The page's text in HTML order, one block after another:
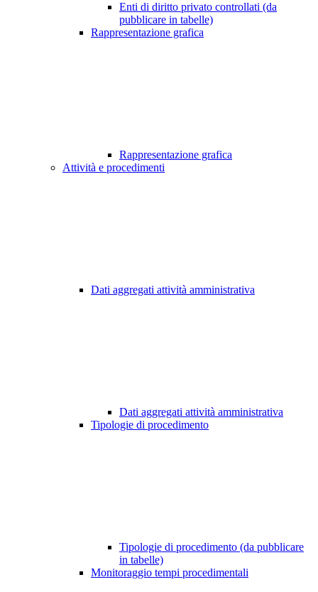
Enti di diritto privato controllati (da
pubblicare in tabelle)
Rappresentazione grafica
Rappresentazione grafica
Attività e procedimenti
Dati aggregati attività amministrativa
Dati aggregati attività amministrativa
Tipologie di procedimento
Tipologie di procedimento (da pubblicare
in tabelle)
Monitoraggio tempi procedimentali